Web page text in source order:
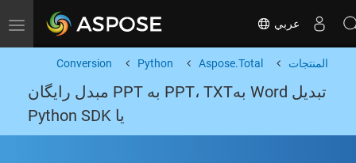
Toggle navigation عربي
المنتجات Aspose.Total
Python
Conversion
تبدیل Word بهPPT، TXT به PPT مبدل رایگان
یا Python SDK